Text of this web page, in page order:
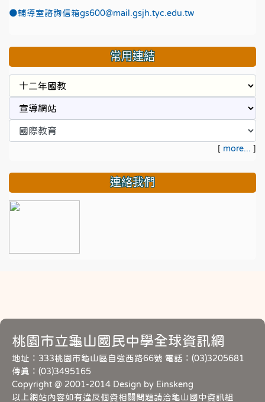
●輔導室諮詢信箱gs600@mail.gsjh.tyc.edu.tw
常用連結
[ more... ]
連絡我們
桃園市立龜山國民中學全球資訊網
地址：333桃園市龜山區自強西路66號 電話：(03)3205681
傳真：(03)3495165
Copyright @ 2001-2014 Design by Einskeng
以上網站內容如有違反個資相關問題請洽龜山國中資訊組